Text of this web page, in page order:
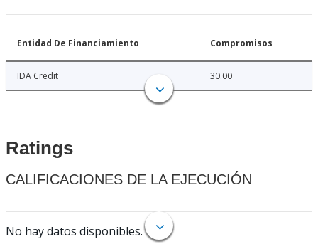
Entidad De Financiamiento Compromisos
IDA Credit 30.00
Ratings
CALIFICACIONES DE LA EJECUCIÓN
No hay datos disponibles.